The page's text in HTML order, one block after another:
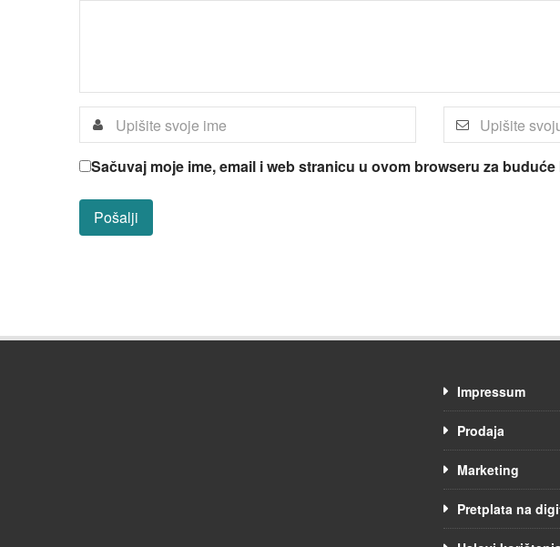
Sačuvaj moje ime, email i web stranicu u ovom browseru za
Impressum
Prodaja
Marketing
Pretplata na